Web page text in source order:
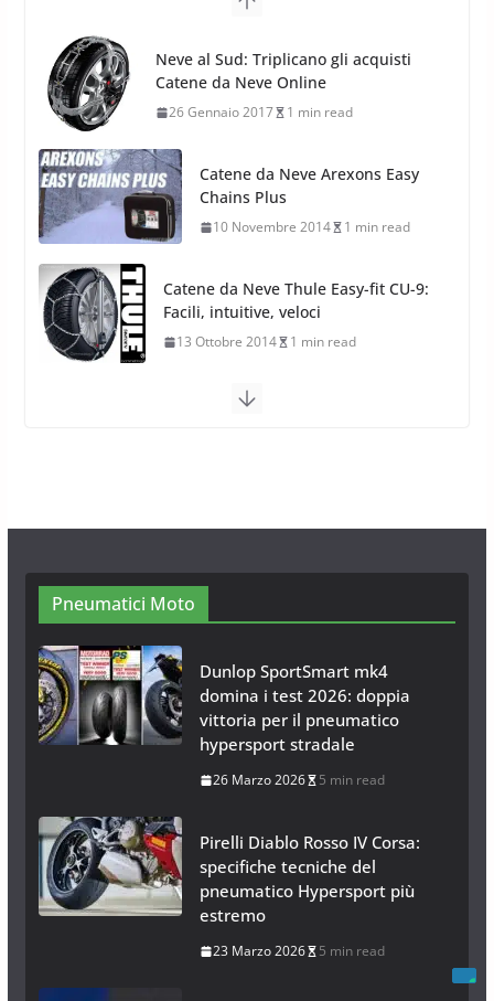
Stagioni 2022
17 Febbraio 2022
Catene da Neve Arexons Easy
Chains Plus
10 Novembre 2014 1 min read
Catene da Neve Thule Easy-fit CU-9:
Facili, intuitive, veloci
13 Ottobre 2014 1 min read
Calze da Neve Arexocks by
Arexons
26 Ottobre 2013 1 min read
Calze da Neve per Auto 2025:
26 Gennaio 2017
Pneumatici Moto
Dunlop SportSmart mk4
domina i test 2026: doppia
vittoria per il pneumatico
hypersport stradale
26 Marzo 2026 5 min read
Pirelli Diablo Rosso IV Corsa:
specifiche tecniche del
pneumatico Hypersport più
estremo
23 Marzo 2026 5 min read